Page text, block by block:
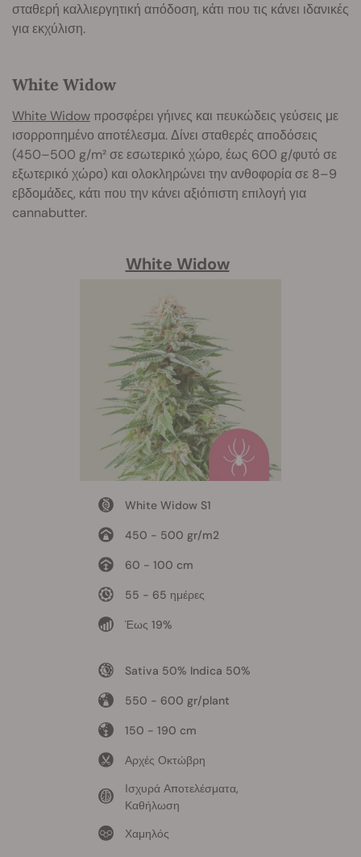
σταθερή καλλιεργητική απόδοση, κάτι που τις κάνει ιδανικές
για εκχύλιση.
White Widow
White Widow προσφέρει γήινες και πευκώδεις γεύσεις με
ισορροπημένο αποτέλεσμα. Δίνει σταθερές αποδόσεις
(450–500 g/m² σε εσωτερικό χώρο, έως 600 g/φυτό σε
εξωτερικό χώρο) και ολοκληρώνει την ανθοφορία σε 8–9
εβδομάδες, κάτι που την κάνει αξιόπιστη επιλογή για
cannabutter.
White Widow
White Widow S1
450 - 500 gr/m2
60 - 100 cm
55 - 65 ημέρες
Έως 19%
Sativa 50% Indica 50%
550 - 600 gr/plant
150 - 190 cm
Αρχές Οκτώβρη
Ισχυρά Αποτελέσματα,
Καθήλωση
Χαμηλός